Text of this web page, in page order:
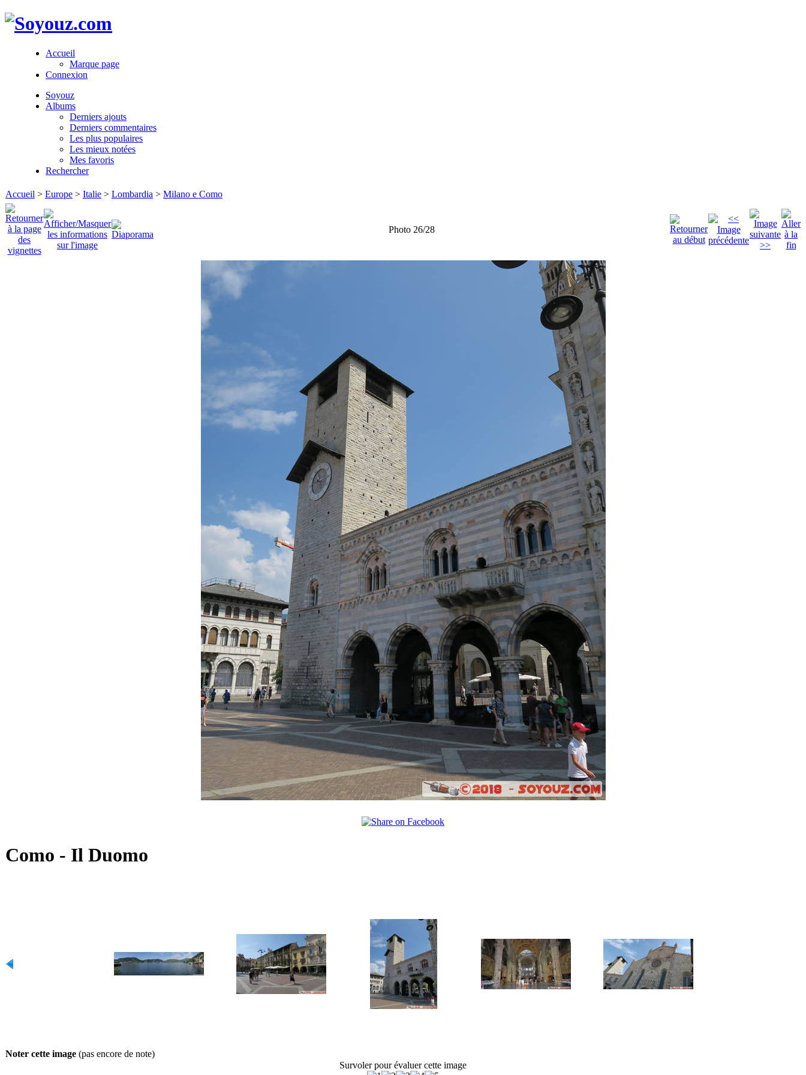
Accueil
Marque page
Connexion
Soyouz
Albums
Derniers ajouts
Derniers commentaires
Les plus populaires
Les mieux notées
Mes favoris
Rechercher
Accueil > Europe > Italie > Lombardia > Milano e Como
Photo 26/28
Como - Il Duomo
Noter cette image (pas encore de note)
Survoler pour évaluer cette image